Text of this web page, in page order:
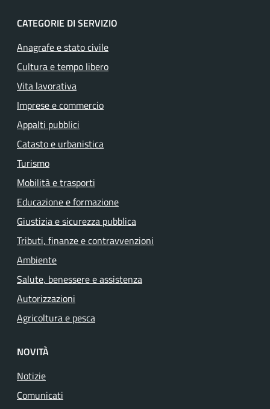
CATEGORIE DI SERVIZIO
Anagrafe e stato civile
Cultura e tempo libero
Vita lavorativa
Imprese e commercio
Appalti pubblici
Catasto e urbanistica
Turismo
Mobilità e trasporti
Educazione e formazione
Giustizia e sicurezza pubblica
Tributi, finanze e contravvenzioni
Ambiente
Salute, benessere e assistenza
Autorizzazioni
Agricoltura e pesca
NOVITÀ
Notizie
Comunicati